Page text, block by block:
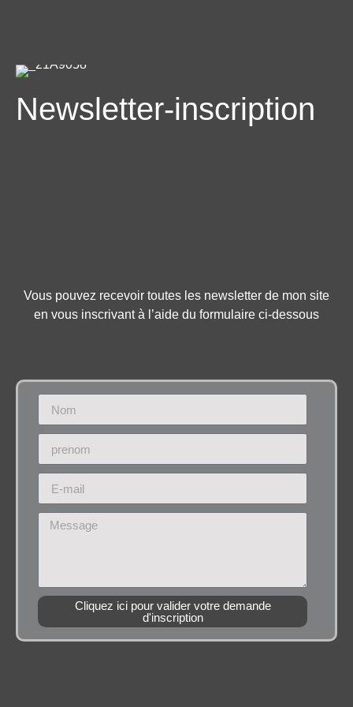
Newsletter-inscription
Vous pouvez recevoir toutes les newsletter de mon site
en vous inscrivant à l’aide du formulaire ci-dessous
Cliquez ici pour valider votre demande
d'inscription